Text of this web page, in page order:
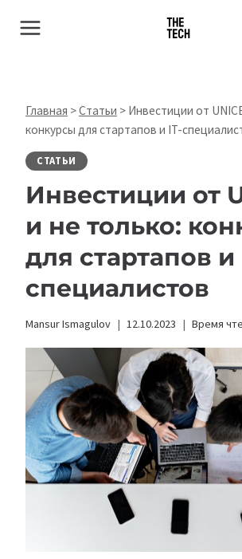
Главная >Статьи > Инвестиции от
конкурсы для стартапов и IT-
СТАТЬИ
Инвестиции от
и не только:
для стартапов и
специалистов
Mansur Ismagulov 12.10.2023 Время